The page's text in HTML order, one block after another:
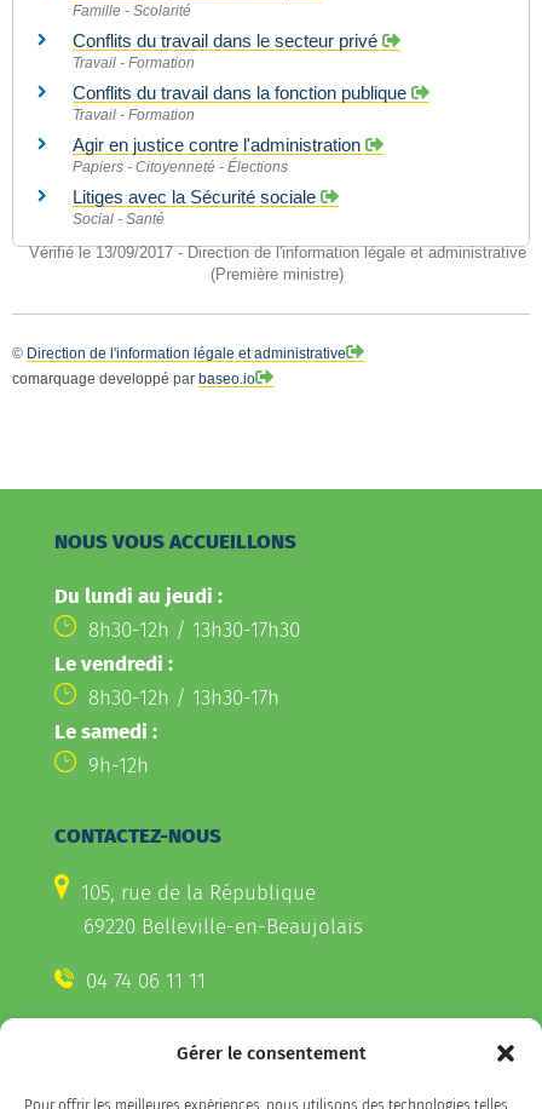
Gérer le consentement
Pour offrir les meilleures expériences, nous utilisons des technologies telles
Vérifié le 13/09/2017 - Direction de l'information légale et administrative
(Première ministre)
Famille - Scolarité
Conflits du travail dans le secteur privé
Travail - Formation
Conflits du travail dans la fonction publique
Travail - Formation
Agir en justice contre l'administration
Papiers - Citoyenneté - Élections
Litiges avec la Sécurité sociale
Social - Santé
© Direction de l'information légale et administrative
comarquage developpé par baseo.io
NOUS VOUS ACCUEILLONS
Du lundi au jeudi :
8h30-12h / 13h30-17h30
Le vendredi :
8h30-12h / 13h30-17h
Le samedi :
9h-12h
CONTACTEZ-NOUS
105, rue de la République
69220 Belleville-en-Beaujolais
04 74 06 11 11
CONTACTEZ-NOUS